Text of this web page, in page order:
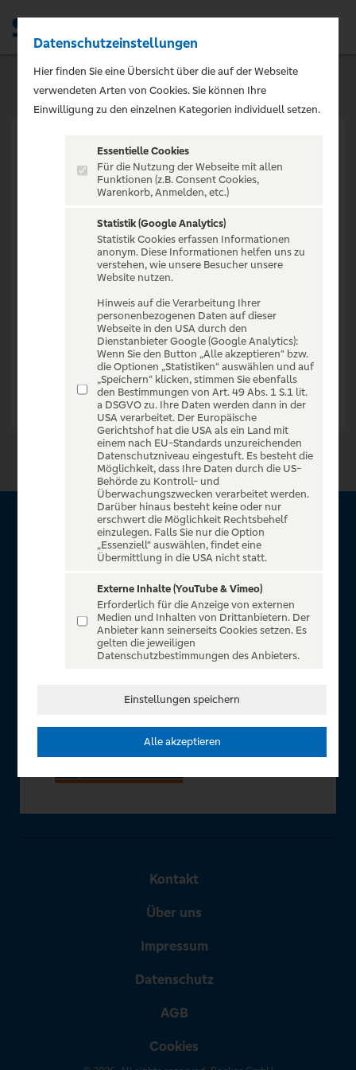
VERANSTALTUNG NICHT
GEFUNDEN
Zur Startseite
Über Sparda Entertain
Service für alle Kunden der Sparda-Banken. Auf unserem
einzigartigen Portal finden Sie Tickets für atemberaubende
Konzerte, Musicals und Shows, die Fußball-Bundesliga sowie
die Champions League und die Europa League.
In Zusammenarbeit mit
Kontakt
Über uns
Impressum
Datenschutz
AGB
Cookies
Datenschutzeinstellungen
Hier finden Sie eine Übersicht über die auf der Webseite
verwendeten Arten von Cookies. Sie können Ihre
Einwilligung zu den einzelnen Kategorien individuell setzen.
Essentielle Cookies
Für die Nutzung der Webseite mit allen
Funktionen (z.B. Consent Cookies,
Warenkorb, Anmelden, etc.)
Statistik (Google Analytics)
Statistik Cookies erfassen Informationen
anonym. Diese Informationen helfen uns zu
verstehen, wie unsere Besucher unsere
Website nutzen.
Hinweis auf die Verarbeitung Ihrer
personenbezogenen Daten auf dieser
Webseite in den USA durch den
Dienstanbieter Google (Google Analytics):
Wenn Sie den Button „Alle akzeptieren“ bzw.
die Optionen „Statistiken“ auswählen und auf
„Speichern“ klicken, stimmen Sie ebenfalls
den Bestimmungen von Art. 49 Abs. 1 S.1 lit.
a DSGVO zu. Ihre Daten werden dann in der
USA verarbeitet. Der Europäische
Gerichtshof hat die USA als ein Land mit
einem nach EU-Standards unzureichenden
Datenschutzniveau eingestuft. Es besteht die
Möglichkeit, dass Ihre Daten durch die US-
Behörde zu Kontroll- und
Überwachungszwecken verarbeitet werden.
Darüber hinaus besteht keine oder nur
erschwert die Möglichkeit Rechtsbehelf
einzulegen. Falls Sie nur die Option
„Essenziell“ auswählen, findet eine
Übermittlung in die USA nicht statt.
Externe Inhalte (YouTube & Vimeo)
Erforderlich für die Anzeige von externen
Medien und Inhalten von Drittanbietern. Der
Anbieter kann seinerseits Cookies setzen. Es
gelten die jeweiligen
Datenschutzbestimmungen des Anbieters.
Einstellungen speichern
Alle akzeptieren